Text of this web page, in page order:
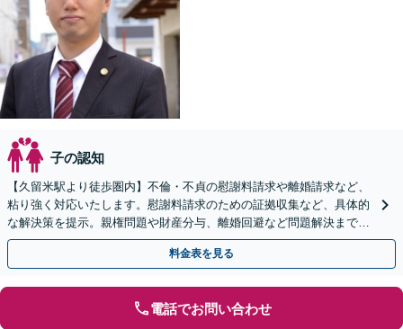
子の認知
【久留米駅より徒歩圏内】不倫・不貞の慰謝料請求や離婚請求など、
粘り強く対応いたします。慰謝料請求のための証拠収集など、具体的
な解決策を提示。親権問題や財産分与、離婚回避など問題解決まで責
任をもって全力サポート。
料金表を見る
電話でお問い合わせ